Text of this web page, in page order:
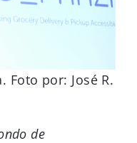
Foto por: José R.
de